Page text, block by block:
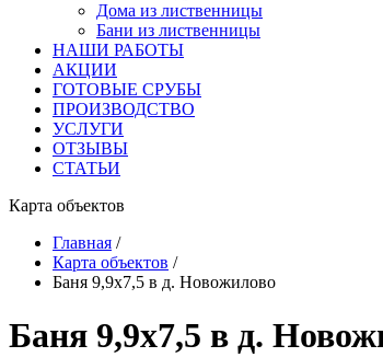
Дома из лиственницы
Бани из лиственницы
НАШИ РАБОТЫ
АКЦИИ
ГОТОВЫЕ СРУБЫ
ПРОИЗВОДСТВО
УСЛУГИ
ОТЗЫВЫ
СТАТЬИ
Карта объектов
Главная /
Карта объектов /
Баня 9,9х7,5 в д. Новожилово
Баня 9,9х7,5 в д.